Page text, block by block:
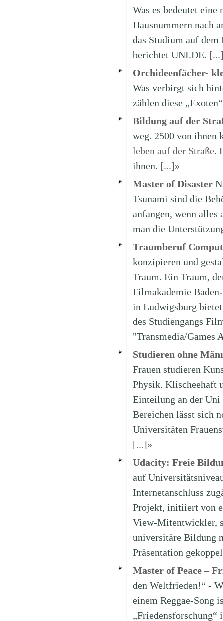
Was es bedeutet
Hausnummern nach
das Studium auf dem
berichtet UNI.DE.
Orchideenfächer-
Was verbirgt sich
zählen diese
Bildung auf der
weg. 2500 von ihnen
leben auf der Straße.
ihnen. [...]»
Master of Disaster
Tsunami sind die
anfangen, wenn
man die
Traumberuf
konzipieren und
Traum. Ein Traum,
Filmakademie
in Ludwigsburg bietet
des Studiengangs
"Transmedia/Games
Studieren ohne
Frauen studieren
Physik. Klischeehaft
Einteilung an der Uni
Bereichen lässt sich
Universitäten
[...]»
Udacity: Freie
auf
Internetanschluss
Projekt, initiiert von
View-Mitentwickler,
universitäre Bildung
Präsentation
Master of Peace –
den Weltfrieden!“ -
einem Reggae-Song
„Friedensforschung“